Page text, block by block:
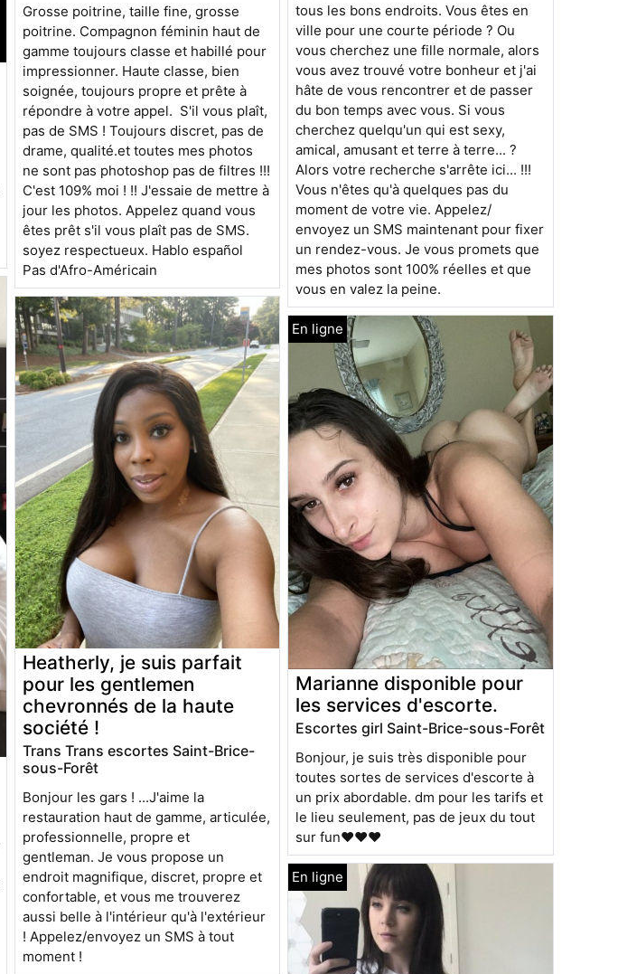
Grosse poitrine, taille fine, grosse
poitrine. Compagnon féminin haut de
gamme toujours classe et habillé pour
impressionner. Haute classe, bien
soignée, toujours propre et prête à
répondre à votre appel. S'il vous plaît,
pas de SMS ! Toujours discret, pas de
drame, qualité.et toutes mes photos
ne sont pas photoshop pas de filtres !!!
C'est 109% moi ! !! J'essaie de mettre à
jour les photos. Appelez quand vous
êtes prêt s'il vous plaît pas de SMS.
soyez respectueux. Hablo español
Pas d'Afro-Américain
Heatherly, je suis parfait
pour les gentlemen
chevronnés de la haute
société !
Trans Trans escortes Saint-Brice-
sous-Forêt
Bonjour les gars ! ...J'aime la
restauration haut de gamme, articulée,
professionnelle, propre et
gentleman. Je vous propose un
endroit magnifique, discret, propre et
confortable, et vous me trouverez
aussi belle à l'intérieur qu'à l'extérieur
! Appelez/envoyez un SMS à tout
moment !
tous les bons endroits. Vous êtes en
ville pour une courte période ? Ou
vous cherchez une fille normale, alors
vous avez trouvé votre bonheur et j'ai
hâte de vous rencontrer et de passer
du bon temps avec vous. Si vous
cherchez quelqu'un qui est sexy,
amical, amusant et terre à terre... ?
Alors votre recherche s'arrête ici... !!!
Vous n'êtes qu'à quelques pas du
moment de votre vie. Appelez/
envoyez un SMS maintenant pour fixer
un rendez-vous. Je vous promets que
mes photos sont 100% réelles et que
vous en valez la peine.
Marianne disponible pour
les services d'escorte.
Escortes girl Saint-Brice-sous-Forêt
Bonjour, je suis très disponible pour
toutes sortes de services d'escorte à
un prix abordable. dm pour les tarifs et
le lieu seulement, pas de jeux du tout
sur fun❤️❤️❤️